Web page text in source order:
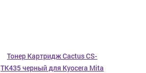
Тонер Картридж Cactus CS-
TK435 черный для Kyocera Mita